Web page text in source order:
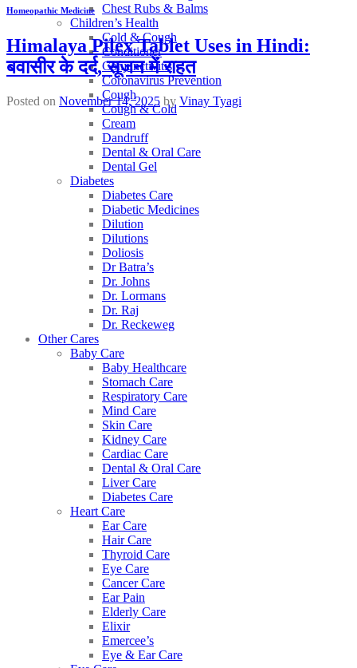
Chest Rubs & Balms
Children’s Health
Cold & Cough
Conditioner
Conjunctivitis
Coronavirus Prevention
Cough
Cough & Cold
Cream
Dandruff
Dental & Oral Care
Dental Gel
Diabetes
Diabetes Care
Diabetic Medicines
Dilution
Dilutions
Doliosis
Dr Batra’s
Dr. Johns
Dr. Lormans
Dr. Raj
Dr. Reckeweg
Other Cares
Baby Care
Baby Healthcare
Stomach Care
Respiratory Care
Mind Care
Skin Care
Kidney Care
Cardiac Care
Dental & Oral Care
Liver Care
Diabetes Care
Heart Care
Ear Care
Hair Care
Thyroid Care
Eye Care
Cancer Care
Ear Pain
Elderly Care
Elixir
Emercee’s
Eye & Ear Care
Homeopathic Medicine
Himalaya Pilex Tablet Uses in Hindi:
बवासीर के दर्द, सूजन में राहत
Posted on November 14, 2025 by Vinay Tyagi